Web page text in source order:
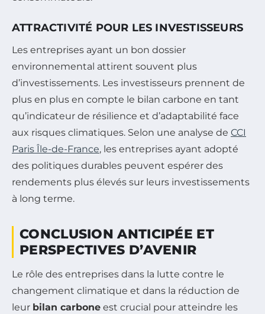
ATTRACTIVITÉ POUR LES INVESTISSEURS
Les entreprises ayant un bon dossier
environnemental attirent souvent plus
d’investissements. Les investisseurs prennent de
plus en plus en compte le bilan carbone en tant
qu’indicateur de résilience et d’adaptabilité face
aux risques climatiques. Selon une analyse de CCI
Paris Île-de-France, les entreprises ayant adopté
des politiques durables peuvent espérer des
rendements plus élevés sur leurs investissements
à long terme.
CONCLUSION ANTICIPÉE ET
PERSPECTIVES D’AVENIR
Le rôle des entreprises dans la lutte contre le
changement climatique et dans la réduction de
leur bilan carbone est crucial pour atteindre les